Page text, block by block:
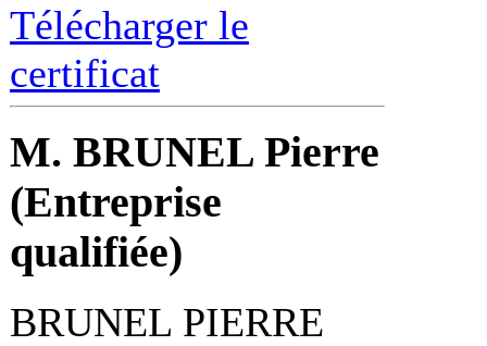
Télécharger le
certificat
M. BRUNEL Pierre
(Entreprise
qualifiée)
BRUNEL PIERRE